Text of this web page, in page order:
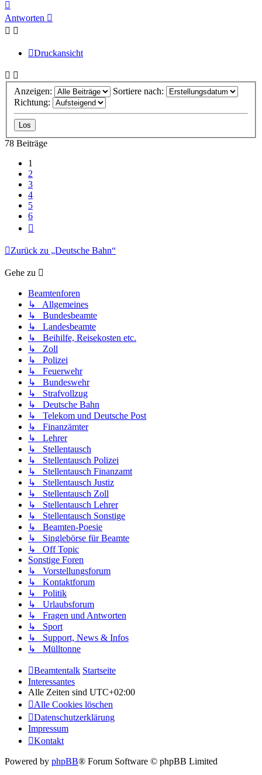
oben
Antworten
Druckansicht
Anzeigen:
Sortiere nach:
Richtung:
78 Beiträge
1
2
3
4
5
6
Zurück zu „Deutsche Bahn“
Gehe zu
Beamtenforen
↳ Allgemeines
↳ Bundesbeamte
↳ Landesbeamte
↳ Beihilfe, Reisekosten etc.
↳ Zoll
↳ Polizei
↳ Feuerwehr
↳ Bundeswehr
↳ Strafvollzug
↳ Deutsche Bahn
↳ Telekom und Deutsche Post
↳ Finanzämter
↳ Lehrer
↳ Stellentausch
↳ Stellentausch Polizei
↳ Stellentausch Finanzamt
↳ Stellentausch Justiz
↳ Stellentausch Zoll
↳ Stellentausch Lehrer
↳ Stellentausch Sonstige
↳ Beamten-Poesie
↳ Singlebörse für Beamte
↳ Off Topic
Sonstige Foren
↳ Vorstellungsforum
↳ Kontaktforum
↳ Politik
↳ Urlaubsforum
↳ Fragen und Antworten
↳ Sport
↳ Support, News & Infos
↳ Mülltonne
Beamtentalk Startseite
Interessantes
Alle Zeiten sind UTC+02:00
Alle Cookies löschen
Datenschutzerklärung
Impressum
Kontakt
Powered by phpBB® Forum Software © phpBB Limited